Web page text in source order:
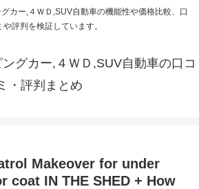
カー,４ＷＤ,SUV自動車の機能性や価格比較、口
や評判を検証しています。
グカー,４ＷＤ,SUV自動車の口コ
・評判まとめ
Makeover for under
coat IN THE SHED + How